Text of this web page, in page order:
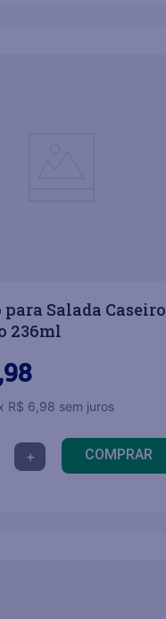
Salada Caseiro
236ml
98
R$ 6 98 sem juros
＋ COMPRAR